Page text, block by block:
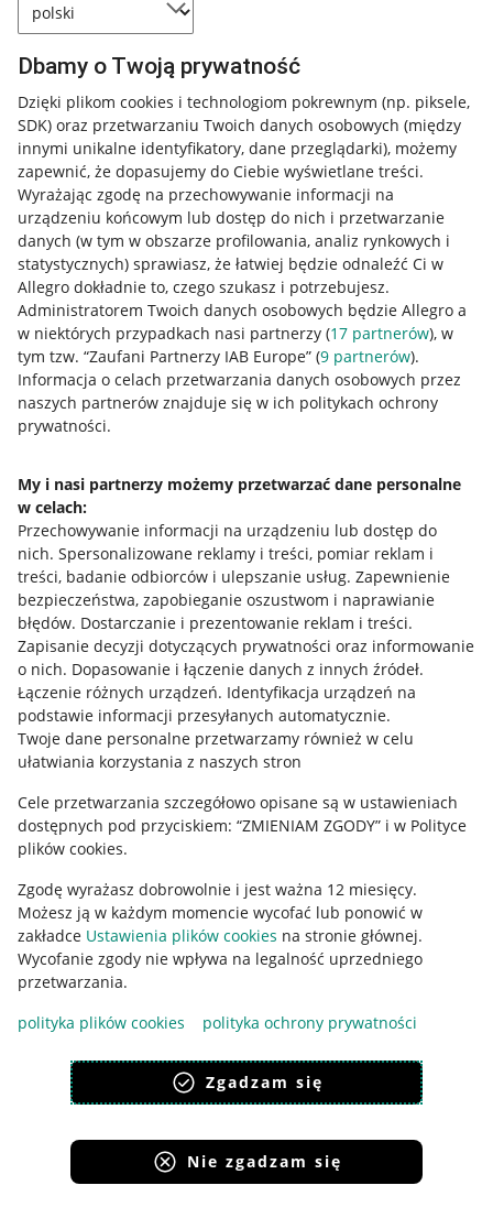
Dbamy o Twoją prywatność
Dzięki plikom cookies i technologiom pokrewnym (np. piksele,
SDK) oraz przetwarzaniu Twoich danych osobowych (między
innymi unikalne identyfikatory, dane przeglądarki), możemy
zapewnić, że dopasujemy do Ciebie wyświetlane treści.
Wyrażając zgodę na przechowywanie informacji na
urządzeniu końcowym lub dostęp do nich i przetwarzanie
danych (w tym w obszarze profilowania, analiz rynkowych i
statystycznych) sprawiasz, że łatwiej będzie odnaleźć Ci w
Allegro dokładnie to, czego szukasz i potrzebujesz.
Administratorem Twoich danych osobowych będzie Allegro a
w niektórych przypadkach nasi partnerzy (17 partnerów), w
tym tzw. “Zaufani Partnerzy IAB Europe” (9 partnerów).
Informacja o celach przetwarzania danych osobowych przez
naszych partnerów znajduje się w ich politykach ochrony
prywatności.
My i nasi partnerzy możemy przetwarzać dane personalne
w celach:
Przechowywanie informacji na urządzeniu lub dostęp do
nich. Spersonalizowane reklamy i treści, pomiar reklam i
treści, badanie odbiorców i ulepszanie usług. Zapewnienie
bezpieczeństwa, zapobieganie oszustwom i naprawianie
błędów. Dostarczanie i prezentowanie reklam i treści.
Zapisanie decyzji dotyczących prywatności oraz informowanie
o nich. Dopasowanie i łączenie danych z innych źródeł.
Łączenie różnych urządzeń. Identyfikacja urządzeń na
podstawie informacji przesyłanych automatycznie.
Twoje dane personalne przetwarzamy również w celu
ułatwiania korzystania z naszych stron
Cele przetwarzania szczegółowo opisane są w ustawieniach
dostępnych pod przyciskiem: “ZMIENIAM ZGODY” i w Polityce
plików cookies.
Zgodę wyrażasz dobrowolnie i jest ważna 12 miesięcy.
Możesz ją w każdym momencie wycofać lub ponowić w
zakładce Ustawienia plików cookies na stronie głównej.
Wycofanie zgody nie wpływa na legalność uprzedniego
przetwarzania.
polityka plików cookies
polityka ochrony prywatności
Zgadzam się
Nie zgadzam się
Przydatne informacje
Jak to działa
Allegro Gadane dla sprzedających
Allegro Gadane dla kupujących
Mapa miejscowości
Informacje prawne
Regulamin
Polityka plików "cookies"
Ustawienia plików "cookies"
Udostępnianie lokalizacji
Informacje dla Aktu o Usługach Cyfrowych
Pobierz aplikację
Korzystanie z serwisu oznacza akceptacjęregulaminu